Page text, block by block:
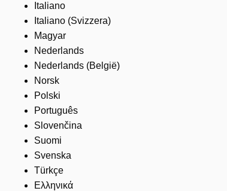
Italiano
Italiano (Svizzera)
Magyar
Nederlands
Nederlands (België)
Norsk
Polski
Português
Slovenčina
Suomi
Svenska
Türkçe
Ελληνικά